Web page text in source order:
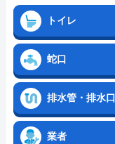
トイレ
蛇口
排水管・排水口
業者